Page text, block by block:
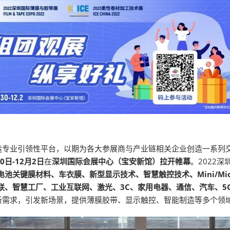
业引领性平台，以期为各大参展商与产业链相关企业创造一系
日-12月2日在深圳国际会展中心（宝安新馆）拉开帷幕。2022深
池关键膜材料、车衣膜、新型显示技术、智慧触控技术、Mini/
智慧工厂、工业互联网、激光、3C、家用电器、通信、汽车、
求，引发新场景，提供薄膜胶带、显示触控、智能制造等多个领